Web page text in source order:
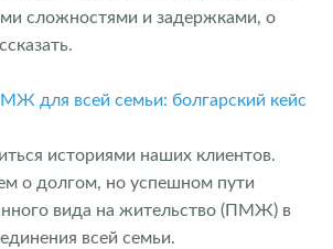
сложностями и задержками, о
для всей семьи: болгарский кейс
историями наших клиентов.
о долгом, но успешном пути
вида на жительство (ПМЖ) в
всей семьи.